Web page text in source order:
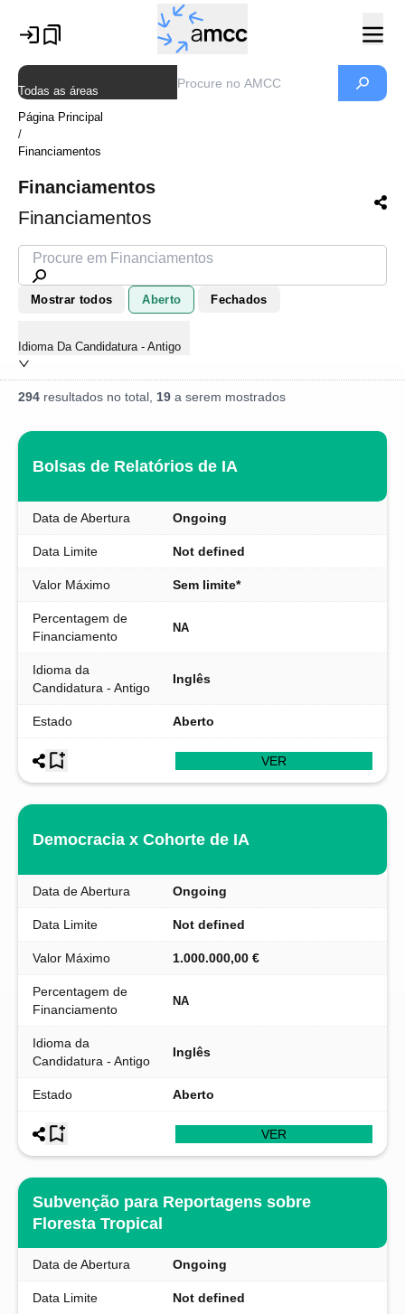
Todas as áreas
Página Principal
/
Financiamentos
Financiamentos
Financiamentos
Mostrar todos Aberto Fechados
Idioma Da Candidatura - Antigo
294 resultados no total, 19 a serem mostrados
Bolsas de Relatórios de IA
Data de Abertura Ongoing
Data Limite Not defined
Valor Máximo Sem limite*
Percentagem de
Financiamento
NA
Idioma da
Candidatura - Antigo
Inglês
Estado Aberto
VER
Democracia x Cohorte de IA
Data de Abertura Ongoing
Data Limite Not defined
Valor Máximo 1.000.000,00 €
Percentagem de
Financiamento
NA
Idioma da
Candidatura - Antigo
Inglês
Estado Aberto
VER
Subvenção para Reportagens sobre
Floresta Tropical
Data de Abertura Ongoing
Data Limite Not defined